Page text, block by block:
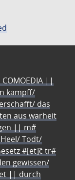
||
kampff/
das
aus warheit
|| m#
Todt/
#[et]c̃ tr#
gewissen/
|| durch